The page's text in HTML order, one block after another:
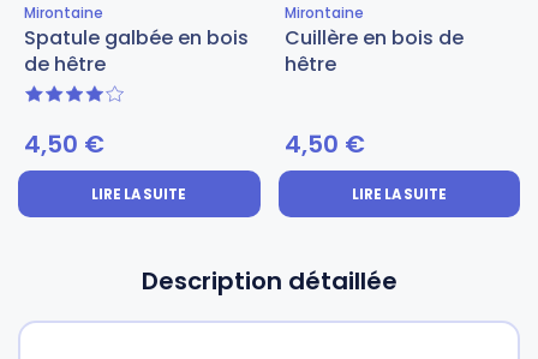
Mirontaine
Spatule galbée en bois
de hêtre
4 sur 5
4,50 €
LIRE LA SUITE
Mirontaine
Cuillère en bois de
hêtre
4,50 €
LIRE LA SUITE
Description détaillée